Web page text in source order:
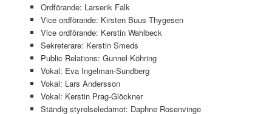
Ordförande: Larserik Falk
Vice ordförande: Kirsten Buus Thygesen
Vice ordförande: Kerstin Wahlbeck
Sekreterare: Kerstin Smeds
Public Relations: Gunnel Köhring
Vokal: Eva Ingelman-Sundberg
Vokal: Lars Andersson
Vokal: Kerstin Prag-Glöckner
Ständig styrelseledamot: Daphne Rosenvinge